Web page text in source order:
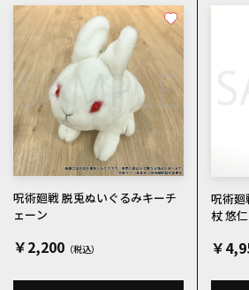
呪術廻戦 脱兎ぬいぐるみキーチ
ェーン
￥2,200
呪術廻
杖 悠仁
￥